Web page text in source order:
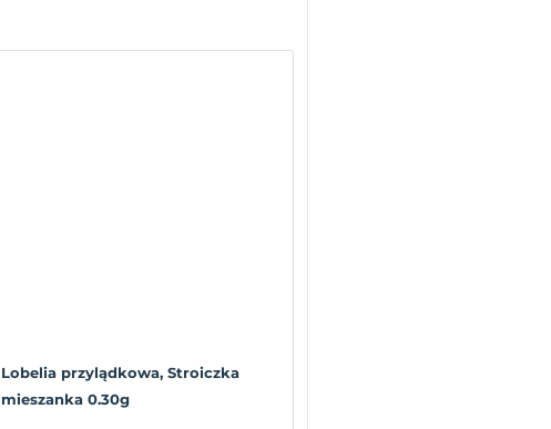
Lobelia przylądkowa, Stroiczka
mieszanka 0.30g